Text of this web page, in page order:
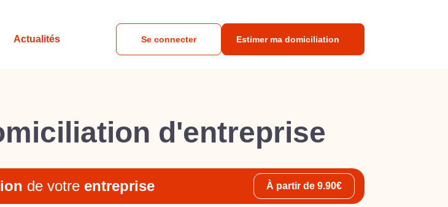
Actualités Se connecter Estimer ma domiciliation
d'entreprise
de votre entreprise À partir de 9.90€